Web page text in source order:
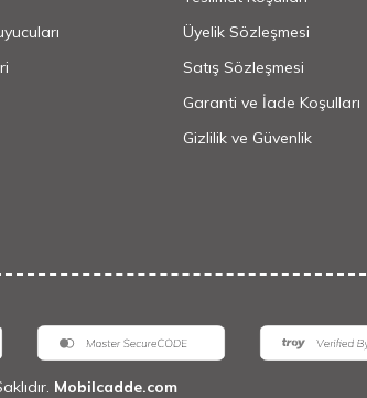
Üyelik Sözleşmesi
Satış Sözleşmesi
Garanti ve İade Koşulları
Gizlilik ve Güvenlik
Mobilcadde.com